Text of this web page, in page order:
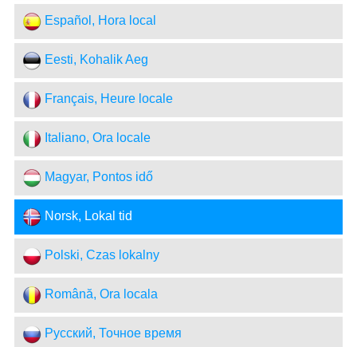
Español, Hora local
Eesti, Kohalik Aeg
Français, Heure locale
Italiano, Ora locale
Magyar, Pontos idő
Norsk, Lokal tid
Polski, Czas lokalny
Română, Ora locala
Русский, Точное время